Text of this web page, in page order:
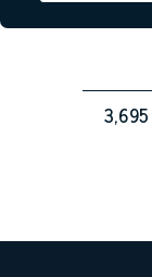
3,695